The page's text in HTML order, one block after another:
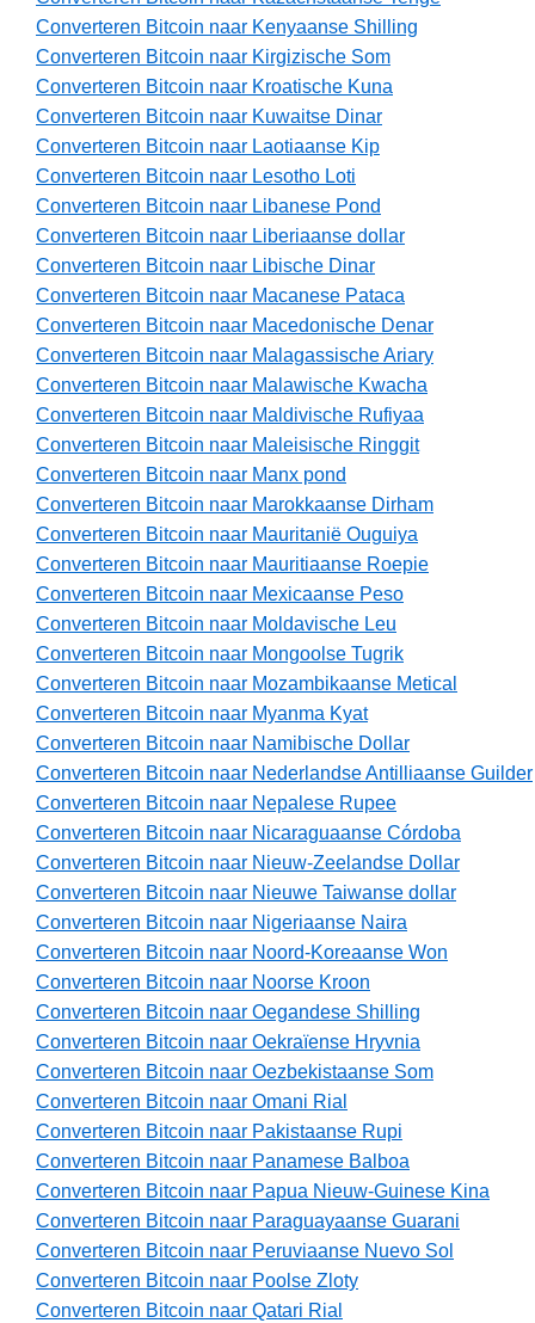
Converteren Bitcoin naar Kenyaanse Shilling
Converteren Bitcoin naar Kirgizische Som
Converteren Bitcoin naar Kroatische Kuna
Converteren Bitcoin naar Kuwaitse Dinar
Converteren Bitcoin naar Laotiaanse Kip
Converteren Bitcoin naar Lesotho Loti
Converteren Bitcoin naar Libanese Pond
Converteren Bitcoin naar Liberiaanse dollar
Converteren Bitcoin naar Libische Dinar
Converteren Bitcoin naar Macanese Pataca
Converteren Bitcoin naar Macedonische Denar
Converteren Bitcoin naar Malagassische Ariary
Converteren Bitcoin naar Malawische Kwacha
Converteren Bitcoin naar Maldivische Rufiyaa
Converteren Bitcoin naar Maleisische Ringgit
Converteren Bitcoin naar Manx pond
Converteren Bitcoin naar Marokkaanse Dirham
Converteren Bitcoin naar Mauritanië Ouguiya
Converteren Bitcoin naar Mauritiaanse Roepie
Converteren Bitcoin naar Mexicaanse Peso
Converteren Bitcoin naar Moldavische Leu
Converteren Bitcoin naar Mongoolse Tugrik
Converteren Bitcoin naar Mozambikaanse Metical
Converteren Bitcoin naar Myanma Kyat
Converteren Bitcoin naar Namibische Dollar
Converteren Bitcoin naar Nederlandse Antilliaanse Guilder
Converteren Bitcoin naar Nepalese Rupee
Converteren Bitcoin naar Nicaraguaanse Córdoba
Converteren Bitcoin naar Nieuw-Zeelandse Dollar
Converteren Bitcoin naar Nieuwe Taiwanse dollar
Converteren Bitcoin naar Nigeriaanse Naira
Converteren Bitcoin naar Noord-Koreaanse Won
Converteren Bitcoin naar Noorse Kroon
Converteren Bitcoin naar Oegandese Shilling
Converteren Bitcoin naar Oekraïense Hryvnia
Converteren Bitcoin naar Oezbekistaanse Som
Converteren Bitcoin naar Omani Rial
Converteren Bitcoin naar Pakistaanse Rupi
Converteren Bitcoin naar Panamese Balboa
Converteren Bitcoin naar Papua Nieuw-Guinese Kina
Converteren Bitcoin naar Paraguayaanse Guarani
Converteren Bitcoin naar Peruviaanse Nuevo Sol
Converteren Bitcoin naar Poolse Zloty
Converteren Bitcoin naar Qatari Rial